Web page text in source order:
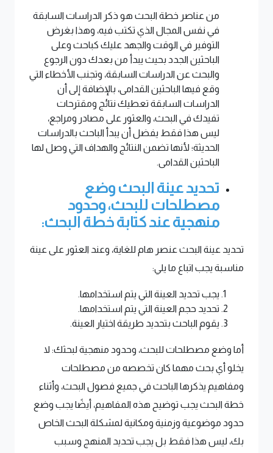
من عناصر خطة البحث هو ذكر الدراسات السابقة
في نفس المجال الذي تكتب فيه، وهذا بغرض
التوفير في الوقت والجهد عليك كباحث وعلى
الباحثين الجدد بحيث يبدأ من بعدك دون الرجوع
والبحث عن الدراسات السابقة، وتجنب الأخطاء التي
وقع فيها الباحثين القدامى، بالإضافة إلى أن
الدراسات السابقة تعطيك نتائج ومقترحات
تفيدك في البحث، والعثور على مصادر ومراجع،
ليس هذا فقط يفضل أن يبدأ الباحث بالدراسات
الحديثة؛ لأنها تضمن النتائج والهداف التي وصل لها
الباحثين القدامى.
تحديد عينة البحث وضع
مصطلحات للبحث، وحدود
منهجية عند كتابة خطة البحث:
تحديد عينة البحث عنصر هام للغاية، وعند العثور على عينة
مناسبة يجب اتباع ما يلي:
يجب تحديد العينة التي يتم استخدامها.
تحديد حجم العينة التي يتم استخدامها.
يقوم الباحث بتحديد طريقة اختيار العينة.
أما وضع مصطلحات للبحث، وحدود منهجية لبحثك: لا
يخلو أي بحث مهما كان تخصصه من مصطلحات
ومفاهيم يذكرها الباحث في جميع فصول البحث، وأثناء
خطة البحث يجب توضيح هذه المفاهيم، أيضًا يجب وضع
حدود موضوعية وزمنية ومكانية لمشكلة البحث الخاص
بك، ليس هذا فقط بل يجب تحديد المنهج وسبب